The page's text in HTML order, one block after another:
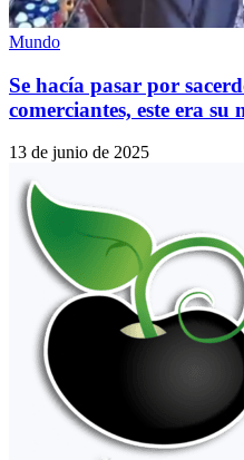
Mundo
Se hacía pasar por
comerciantes, este era su
13 de junio de 2025